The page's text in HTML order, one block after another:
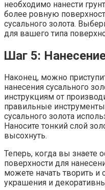
необходимо нанести
более ровную
сусального золота.
для вашего типа
Шаг 5:
Наконец, можно
нанесения сусального
инструкциям от
правильные
сусального золота
Наносите тонкий слой
высохнуть.
Теперь, когда вы знаете
поверхности для
можете начать творить и
украшения и